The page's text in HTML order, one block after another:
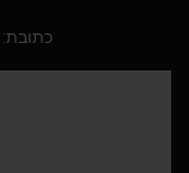
כתובת: רחוב